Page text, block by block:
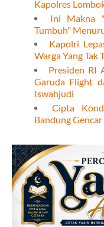
Kapolres
Ini Makna
Tumbuh"
Kapolri
Warga Yang Tak
Presiden RI
Garuda Flight
Iswahjudi
Cipta
Bandung